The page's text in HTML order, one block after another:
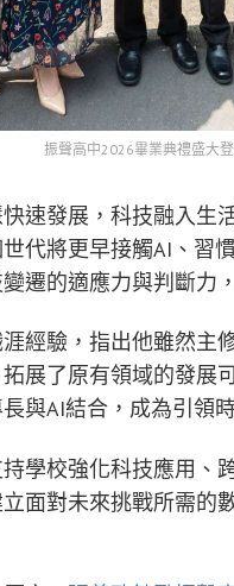
振聲高中2026畢業典禮盛大
速發展，科技融入生
代將更早接觸AI、習
遷的適應力與判斷力
經驗，指出他雖然主
展了原有領域的發展
與AI結合，成為引領
學校強化科技應用、
面對未來挑戰所需的